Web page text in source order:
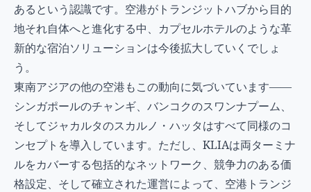
あるという認識です。空港がトランジットハブから目的
地それ自体へと進化する中、カプセルホテルのような革
新的な宿泊ソリューションは今後拡大していくでしょ
う。
東南アジアの他の空港もこの動向に気づいています——
シンガポールのチャンギ、バンコクのスワンナプーム、
そしてジャカルタのスカルノ・ハッタはすべて同様のコ
ンセプトを導入しています。ただし、KLIAは両ターミナ
ルをカバーする包括的なネットワーク、競争力のある価
格設定、そして確立された運営によって、空港トランジ